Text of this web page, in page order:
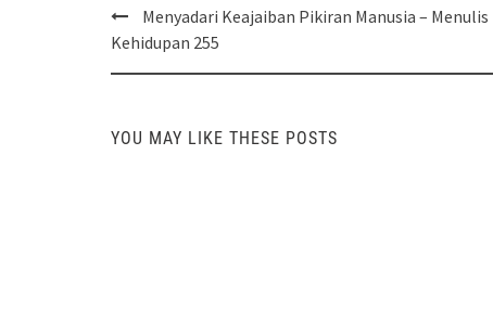
Post
navigation
Menyadari Keajaiban Pikiran Manusia – Menulis
Kehidupan 255
YOU MAY LIKE THESE POSTS